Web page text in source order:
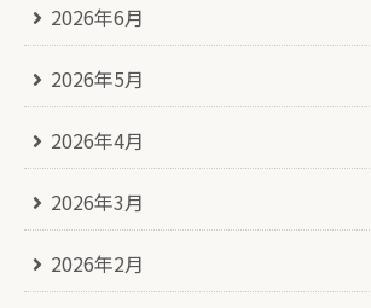
2026年6月
2026年5月
2026年4月
2026年3月
2026年2月